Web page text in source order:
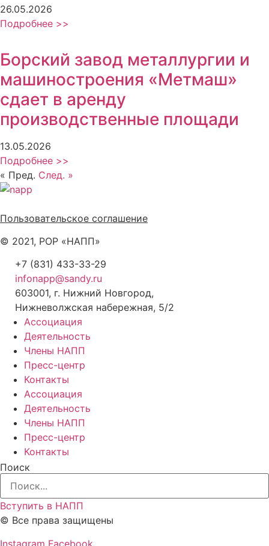
26.05.2026
Подробнее >>
Борский завод металлургии и
машиностроения «Метмаш»
сдает в аренду
производственные площади
13.05.2026
Подробнее >>
« Пред. След. »
Пользовательское соглашение
© 2021, РОР «НАПП»
+7 (831) 433-33-29
infonapp@sandy.ru
603001, г. Нижний Новгород,
Нижневолжская набережная, 5/2
Ассоциация
Деятельность
Члены НАПП
Пресс-центр
Контакты
Ассоциация
Деятельность
Члены НАПП
Пресс-центр
Контакты
Поиск
Вступить в НАПП
© Все права защищены
Instagram Facebook